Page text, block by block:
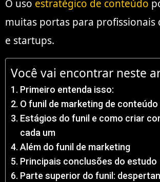
O uso estratégico de conteúdo
muitas portas para profissionais
e startups.
Você vai encontrar neste
Primeiro entenda isso:
O funil de marketing de conteúdo
Estágios do funil e como criar
cada um
Além do funil de marketing
Principais conclusões do estudo
Parte superior do funil: